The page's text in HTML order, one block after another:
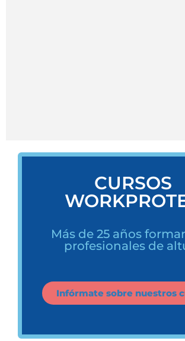
CURSOS
Más de 25 años
profesionales de
Infórmate sobre nuestros